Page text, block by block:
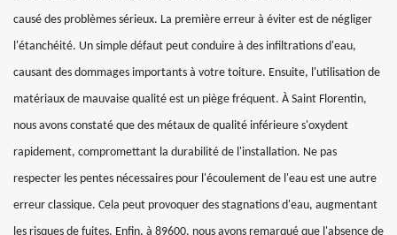
causé des problèmes sérieux. La première erreur à éviter est de négliger
l'étanchéité. Un simple défaut peut conduire à des infiltrations d'eau,
causant des dommages importants à votre toiture. Ensuite, l'utilisation de
matériaux de mauvaise qualité est un piège fréquent. À Saint Florentin,
nous avons constaté que des métaux de qualité inférieure s'oxydent
rapidement, compromettant la durabilité de l'installation. Ne pas
respecter les pentes nécessaires pour l'écoulement de l'eau est une autre
erreur classique. Cela peut provoquer des stagnations d'eau, augmentant
les risques de fuites. Enfin, à 89600, nous avons remarqué que l'absence de